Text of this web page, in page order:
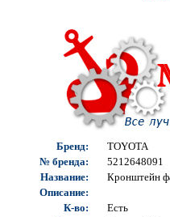
Бренд:
TOYOTA
№ бренда:
5212648091
Название:
Кронштейн
Описание:
К-во:
Есть